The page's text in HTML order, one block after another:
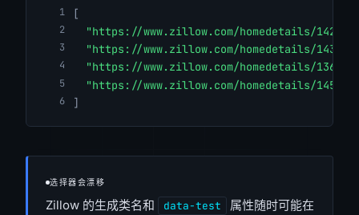
[
"https://www.zillow.com/homedetails/1429-
"https://www.zillow.com/homedetails/1439-
"https://www.zillow.com/homedetails/1362-
"https://www.zillow.com/homedetails/1458-
]
选择器会漂移
Zillow 的生成类名和 data-test
属性随时可能在